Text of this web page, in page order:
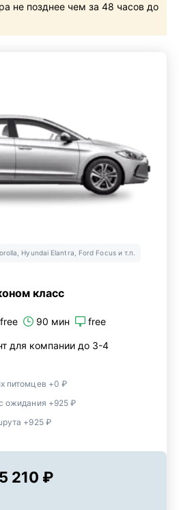
не позднее чем за 48 часов до
Hyundai Elantra, Ford Focus и т.п.
класс
free 90 мин free
для компании до 3-4
питомцев +0 ₽
ожидания +925 ₽
+925 ₽
5 210 ₽